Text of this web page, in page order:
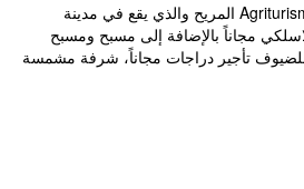
يوفر Agriturismo il Colombaio B&B المريح والذي يقع في مدينة
مجاناً بالإضافة إلى مسبح ومسبح
تأجير دراجات مجاناً، شرفة مشمسة